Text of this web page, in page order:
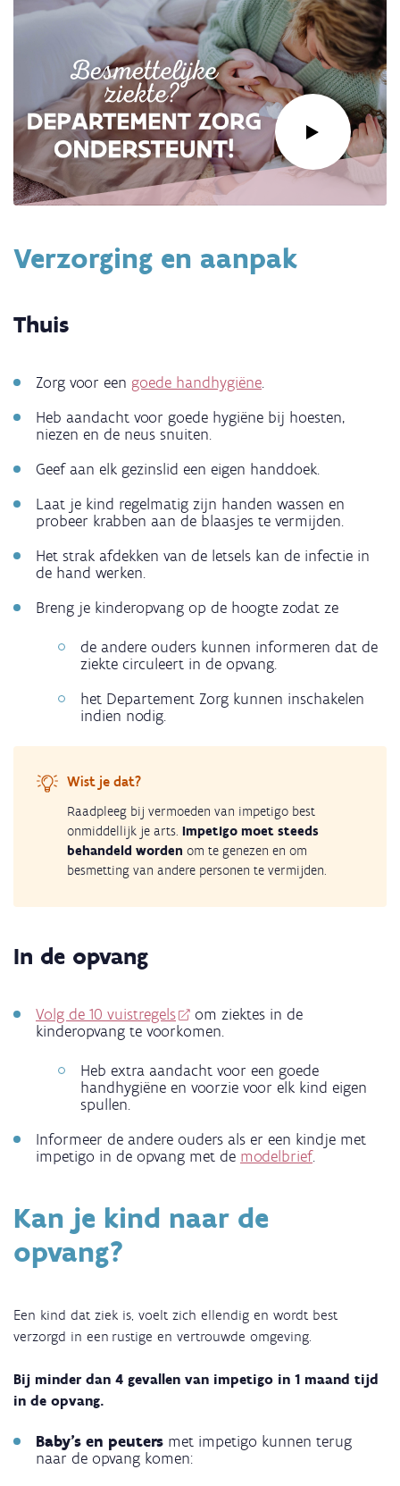
video:
departement
een
melding
besmettelijke
ziekte?
Verzorging en aanpak
Thuis
Zorg voor een goede handhygiëne.
Heb aandacht voor goede hygiëne bij hoesten,
niezen en de neus snuiten.
Geef aan elk gezinslid een eigen handdoek.
Laat je kind regelmatig zijn handen wassen en
probeer krabben aan de blaasjes te vermijden.
Het strak afdekken van de letsels kan de infectie in
de hand werken.
Breng je kinderopvang op de hoogte zodat ze
de andere ouders kunnen informeren dat de
ziekte circuleert in de opvang.
het Departement Zorg kunnen inschakelen
indien nodig.
Wist je dat?
Raadpleeg bij vermoeden van impetigo best
onmiddellijk je arts. Impetigo moet steeds
behandeld worden om te genezen en om
besmetting van andere personen te vermijden.
In de opvang
Volg de 10 vuistregels
om ziektes in de
kinderopvang te voorkomen.
Heb extra aandacht voor een goede
handhygiëne en voorzie voor elk kind eigen
spullen.
Informeer de andere ouders als er een kindje met
impetigo in de opvang met de modelbrief.
Kan je kind naar de
opvang?
Een kind dat ziek is, voelt zich ellendig en wordt best
verzorgd in een rustige en vertrouwde omgeving.
Bij minder dan 4 gevallen van impetigo in 1 maand tijd
in de opvang.
Baby’s en peuters met impetigo kunnen terug
naar de opvang komen: